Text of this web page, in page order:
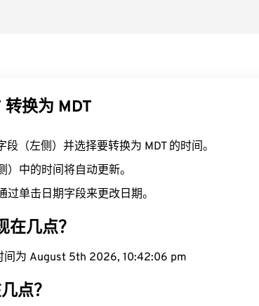
转换为 MDT
段（左侧）并选择要转换为 MDT 的时间。
）中的时间将自动更新。
过单击日期字段来更改日期。
在几点？
间为 August 5th 2026, 10:42:06 pm
点？